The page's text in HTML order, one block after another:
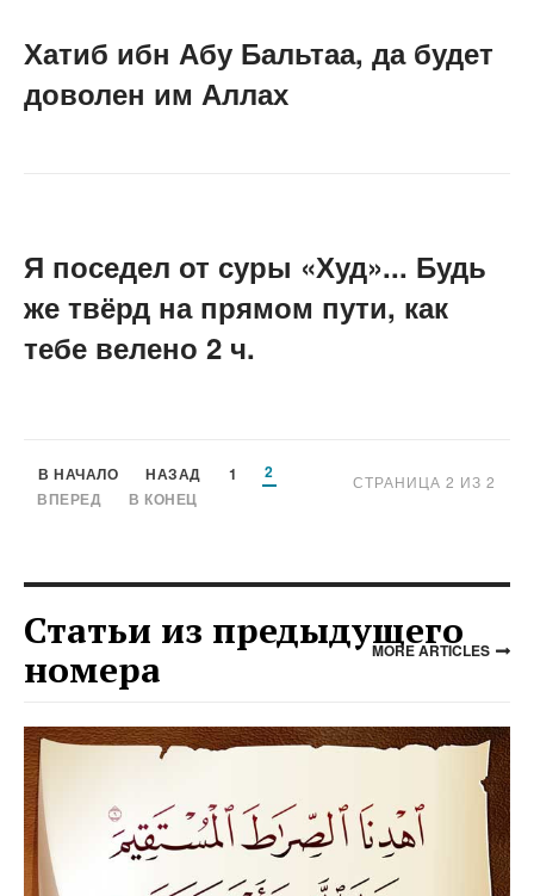
Хатиб ибн Абу Бальтаа, да будет
доволен им Аллах
Я поседел от суры «Худ»... Будь
же твёрд на прямом пути, как
тебе велено 2 ч.
СТРАНИЦА 2 ИЗ 2
В НАЧАЛО НАЗАД 1
2
ВПЕРЕД
В КОНЕЦ
Статьи из предыдущего
номера
MORE ARTICLES